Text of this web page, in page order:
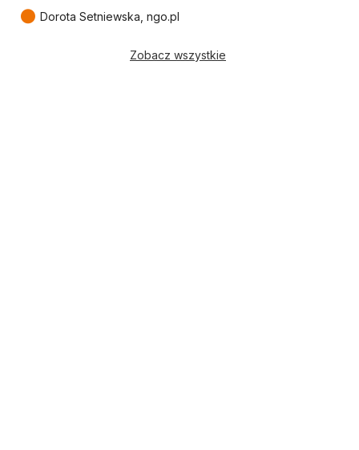
● Dorota Setniewska, ngo.pl
Zobacz wszystkie